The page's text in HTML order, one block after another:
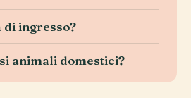
di ingresso?
animali domestici?